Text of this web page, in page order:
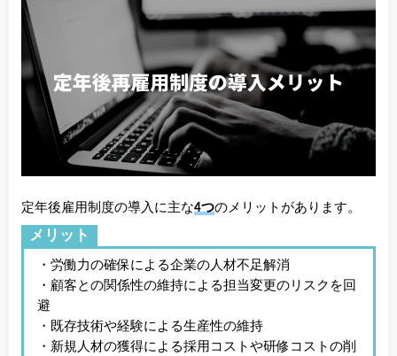
定年後雇用制度の導入に主な4つのメリットがあります。
メリット
・労働力の確保による企業の人材不足解消
・顧客との関係性の維持による担当変更のリスクを回
避
・既存技術や経験による生産性の維持
・新規人材の獲得による採用コストや研修コストの削